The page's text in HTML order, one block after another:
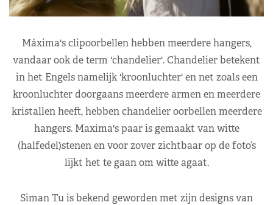
Máxima's clipoorbellen hebben meerdere hangers,
vandaar ook de term 'chandelier'. Chandelier betekent
in het Engels namelijk 'kroonluchter' en net zoals een
kroonluchter doorgaans meerdere armen en meerdere
kristallen heeft, hebben chandelier oorbellen meerdere
hangers. Maxima's paar is gemaakt van witte
(halfedel)stenen en voor zover zichtbaar op de foto’s
lijkt het te gaan om witte agaat.
Siman Tu is bekend geworden met zijn designs van